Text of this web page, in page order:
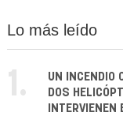
Lo más leído
1.
UN INCENDIO
DOS
INTERVIENEN